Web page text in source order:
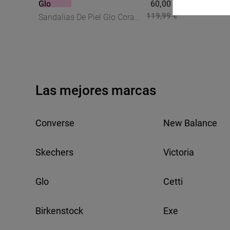
Glo
Sandalias De Piel Glo Cora
60,00 €
119,99 €
Las mejores marcas
Converse New Balance
Skechers Victoria
Glo Cetti
Birkenstock Exe